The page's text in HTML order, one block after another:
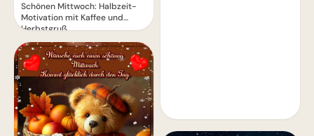
Schönen Mittwoch: Halbzeit-
Motivation mit Kaffee und
Herbstgruß